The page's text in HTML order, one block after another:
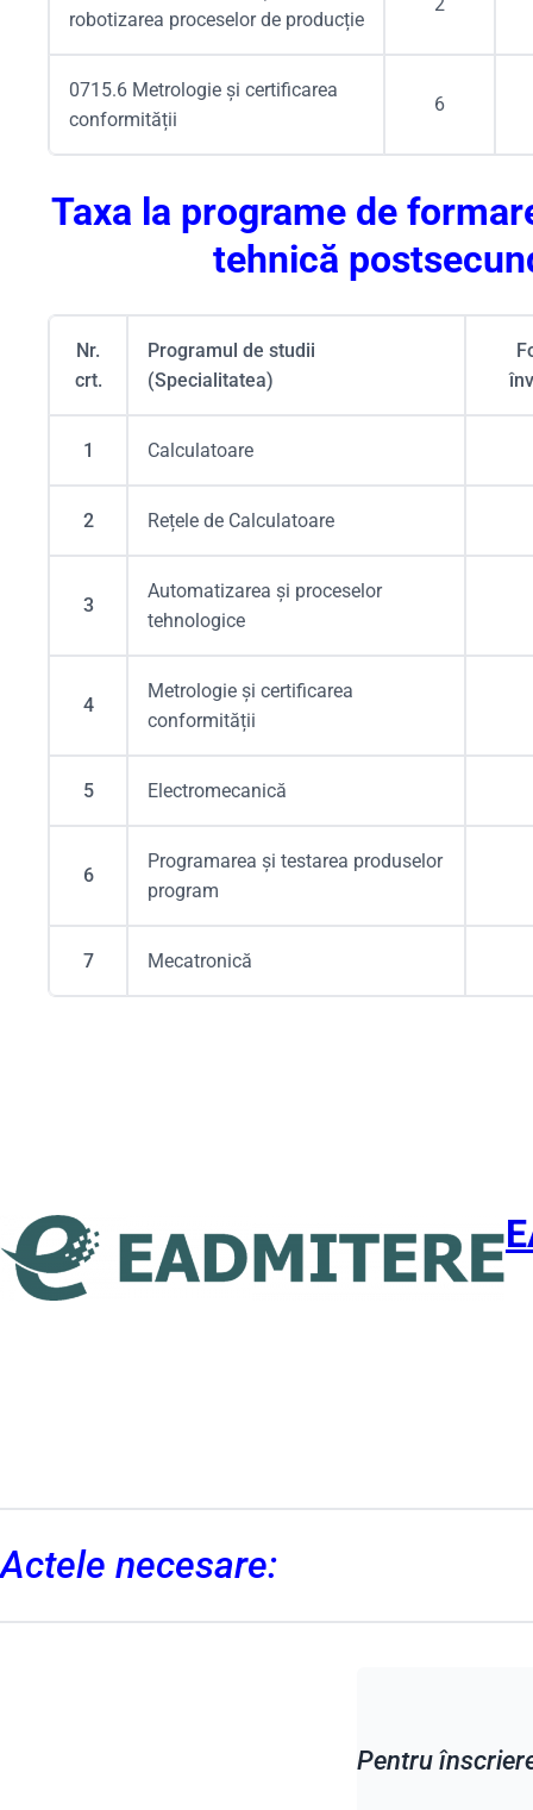
robotizarea proceselor de producție
0715.6 Metrologie și certificarea
conformității
6
Taxa la programe de
tehnică
Nr.
crt.
Programul de studii
(Specialitatea)
1 Calculatoare
2 Rețele de Calculatoare
3
Automatizarea și proceselor
tehnologice
4
Metrologie și certificarea
conformității
5 Electromecanică
6
Programarea și testarea produselor
program
7 Mecatronică
Actele necesare:
Pentru